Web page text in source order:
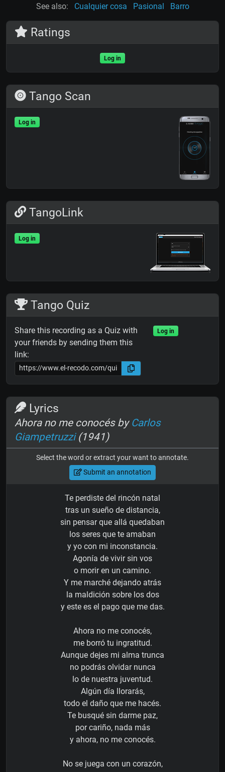
See also: Cualquier cosa Pasional Barro
Ratings
Log in
Tango Scan
Log in
TangoLink
Log in
Tango Quiz
Share this recording as a Quiz with
your friends by sending them this
link:
Log in
Lyrics
Ahora no me conocés by Carlos
Giampetruzzi(1941)
Select the word or extract your want to annotate.
Submit an annotation
Te perdiste del rincón natal
tras un sueño de distancia,
sin pensar que allá quedaban
los seres que te amaban
y yo con mi inconstancia.
Agonía de vivir sin vos
o morir en un camino.
Y me marché dejando atrás
la maldición sobre los dos
y este es el pago que me das.
Ahora no me conocés,
me borró tu ingratitud.
Aunque dejes mi alma trunca
no podrás olvidar nunca
lo de nuestra juventud.
Algún día llorarás,
todo el daño que me hacés.
Te busqué sin darme paz,
por cariño, nada más
y ahora, no me conocés.
No se juega con un corazón,